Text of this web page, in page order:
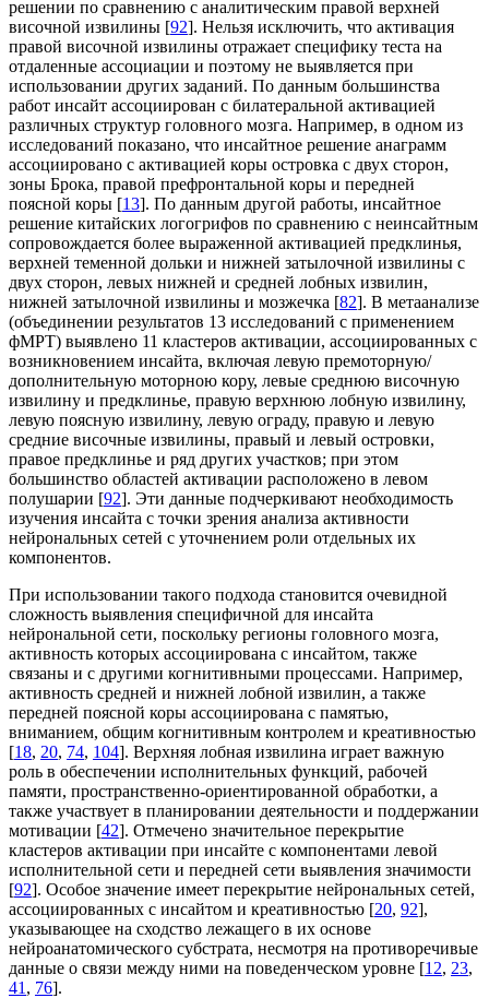
решении по сравнению с аналитическим правой верхней
височной извилины [92]. Нельзя исключить, что активация
правой височной извилины отражает специфику теста на
отдаленные ассоциации и поэтому не выявляется при
использовании других заданий. По данным большинства
работ инсайт ассоциирован с билатеральной активацией
различных структур головного мозга. Например, в одном из
исследований показано, что инсайтное решение анаграмм
ассоциировано с активацией коры островка с двух сторон,
зоны Брока, правой префронтальной коры и передней
поясной коры [13]. По данным другой работы, инсайтное
решение китайских логогрифов по сравнению с неинсайтным
сопровождается более выраженной активацией предклинья,
верхней теменной дольки и нижней затылочной извилины с
двух сторон, левых нижней и средней лобных извилин,
нижней затылочной извилины и мозжечка [82]. В метаанализе
(объединении результатов 13 исследований с применением
фМРТ) выявлено 11 кластеров активации, ассоциированных с
возникновением инсайта, включая левую премоторную/
дополнительную моторною кору, левые среднюю височную
извилину и предклинье, правую верхнюю лобную извилину,
левую поясную извилину, левую ограду, правую и левую
средние височные извилины, правый и левый островки,
правое предклинье и ряд других участков; при этом
большинство областей активации расположено в левом
полушарии [92]. Эти данные подчеркивают необходимость
изучения инсайта с точки зрения анализа активности
нейрональных сетей с уточнением роли отдельных их
компонентов.
При использовании такого подхода становится очевидной
сложность выявления специфичной для инсайта
нейрональной сети, поскольку регионы головного мозга,
активность которых ассоциирована с инсайтом, также
связаны и с другими когнитивными процессами. Например,
активность средней и нижней лобной извилин, а также
передней поясной коры ассоциирована с памятью,
вниманием, общим когнитивным контролем и креативностью
[18, 20, 74, 104]. Верхняя лобная извилина играет важную
роль в обеспечении исполнительных функций, рабочей
памяти, пространственно-ориентированной обработки, а
также участвует в планировании деятельности и поддержании
мотивации [42]. Отмечено значительное перекрытие
кластеров активации при инсайте с компонентами левой
исполнительной сети и передней сети выявления значимости
[92]. Особое значение имеет перекрытие нейрональных сетей,
ассоциированных с инсайтом и креативностью [20, 92],
указывающее на сходство лежащего в их основе
нейроанатомического субстрата, несмотря на противоречивые
данные о связи между ними на поведенческом уровне [12, 23,
41 , 76].